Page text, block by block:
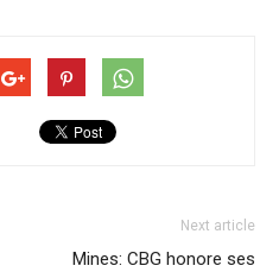
Next article
Mines: CBG honore ses